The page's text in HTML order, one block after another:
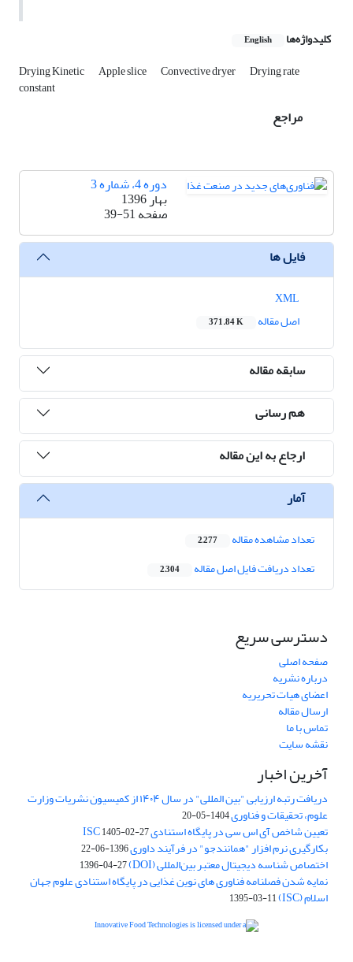
کلیدواژه‌ها English
Drying Kinetic Apple slice Convective dryer Drying rate
constant
مراجع
دوره 4، شماره 3
بهار 1396
صفحه39-51
فایل ها
اصل مقاله
371.84 K
سابقه مقاله
هم رسانی
ارجاع به این مقاله
آمار
تعداد مشاهده مقاله 2,277
تعداد دریافت فایل اصل مقاله 2,304
دسترسی سریع
صفحه اصلی
درباره نشریه
اعضای هیات تحریریه
ارسال مقاله
تماس با ما
نقشه سایت
آخرین اخبار
دریافت رتبه ارزیابی "بین المللی" در سال ۱۴۰۴ از کمیسیون نشریات وزارت
علوم، تحقیقات و فناوری1404-05-20
تعیین شاخص آی اس سی در پایگاه استنادی ISC1405-02-27
بکارگیری نرم افزار "همانندجو" در فرآیند داوری1396-06-22
اختصاص شناسه دیجیتال معتبر بین‌المللی (DOI) 1396-04-27
نمایه شدن فصلنامه فناوری های نوین غذایی در پایگاه استنادی علوم جهان
اسلام (ISC) 1395-03-11